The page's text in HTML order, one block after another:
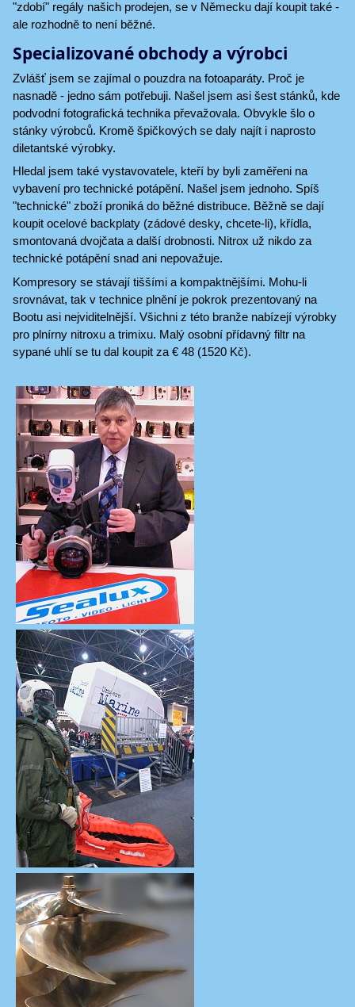
"zdobí" regály našich prodejen, se v Německu dají koupit také -
ale rozhodně to není běžné.
Specializované obchody a výrobci
Zvlášť jsem se zajímal o pouzdra na fotoaparáty. Proč je
nasnadě - jedno sám potřebuji. Našel jsem asi šest stánků, kde
podvodní fotografická technika převažovala. Obvykle šlo o
stánky výrobců. Kromě špičkových se daly najít i naprosto
diletantské výrobky.
Hledal jsem také vystavovatele, kteří by byli zaměřeni na
vybavení pro technické potápění. Našel jsem jednoho. Spíš
"technické" zboží proniká do běžné distribuce. Běžně se dají
koupit ocelové backplaty (zádové desky, chcete-li), křídla,
smontovaná dvojčata a další drobnosti. Nitrox už nikdo za
technické potápění snad ani nepovažuje.
Kompresory se stávají tiššími a kompaktnějšími. Mohu-li
srovnávat, tak v technice plnění je pokrok prezentovaný na
Bootu asi nejviditelnější. Všichni z této branže nabízejí výrobky
pro plnírny nitroxu a trimixu. Malý osobní přídavný filtr na
sypané uhlí se tu dal koupit za € 48 (1520 Kč).